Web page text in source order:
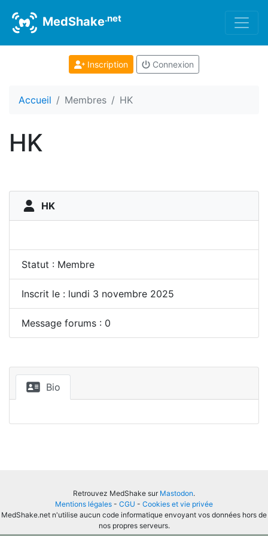
MedShake.net
Inscription Connexion
Accueil Membres HK
HK
HK
Statut : Membre
Inscrit le : lundi 3 novembre 2025
Message forums : 0
Bio
Retrouvez MedShake sur Mastodon.
Mentions légales - CGU - Cookies et vie privée
MedShake.net n'utilise aucun code informatique envoyant vos données hors de
nos propres serveurs.